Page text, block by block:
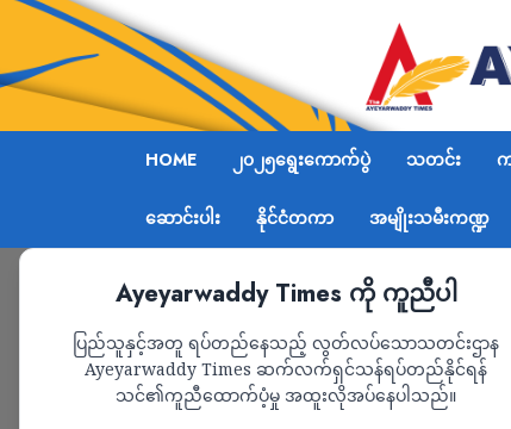
HOME ၂၀၂၅ရွေးကောက်ပွဲ သတင်း
ဆောင်းပါး နိုင်ငံတကာ အမျိုးသမီးကဏ္ဍ
Ayeyarwaddy Times ကို ကူညီပါ
ပြည်သူနှင့်အတူ ရပ်တည်နေသည့် လွတ်လပ်သောသတင်းဌာန
Ayeyarwaddy Times ဆက်လက်ရှင်သန်ရပ်တည်နိုင်ရန်
သင်၏ကူညီထောက်ပံ့မှု အထူးလိုအပ်နေပါသည်။
Home 2021 May
Month:May 2021